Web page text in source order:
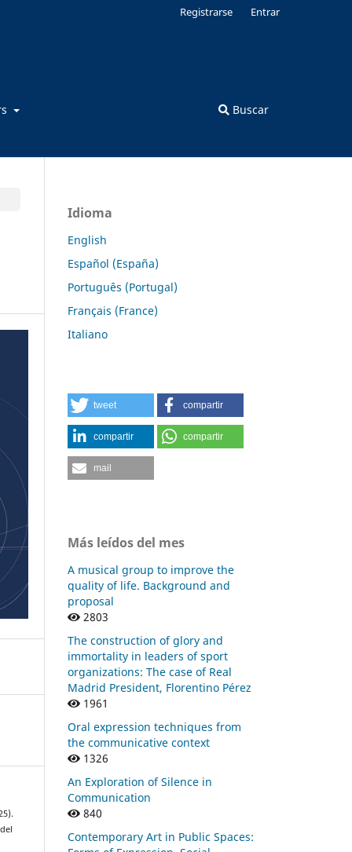
Buscar
Registrarse Entrar
Idioma
English
Español (España)
Português (Portugal)
Français (France)
Italiano
tweet compartir
compartir compartir
mail
Más leídos del mes
A musical group to improve the
quality of life. Background and
proposal
2803
The construction of glory and
immortality in leaders of sport
organizations: The case of Real
Madrid President, Florentino Pérez
1961
Oral expression techniques from
the communicative context
1326
An Exploration of Silence in
Communication
840
Contemporary Art in Public Spaces: